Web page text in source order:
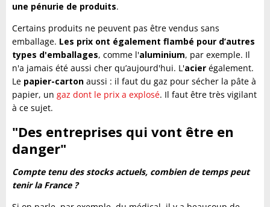
une pénurie de produits.
Certains produits ne peuvent pas être vendus sans
emballage. Les prix ont également flambé pour d’autres
types d'emballages, comme l'aluminium, par exemple. Il
n'a jamais été aussi cher qu’aujourd'hui. L'acier également.
Le papier-carton aussi : il faut du gaz pour sécher la pâte à
papier, un gaz dont le prix a explosé. Il faut être très vigilant
à ce sujet.
"Des entreprises qui vont être en
danger"
Compte tenu des stocks actuels, combien de temps peut
tenir la France ?